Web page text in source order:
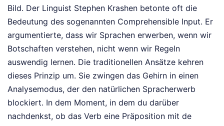
Bild. Der Linguist Stephen Krashen betonte oft die
Bedeutung des sogenannten Comprehensible Input. Er
argumentierte, dass wir Sprachen erwerben, wenn wir
Botschaften verstehen, nicht wenn wir Regeln
auswendig lernen. Die traditionellen Ansätze kehren
dieses Prinzip um. Sie zwingen das Gehirn in einen
Analysemodus, der den natürlichen Spracherwerb
blockiert. In dem Moment, in dem du darüber
nachdenkst, ob das Verb eine Präposition mit de